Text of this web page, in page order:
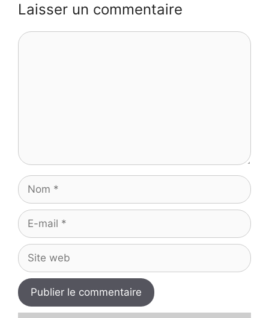
Laisser un commentaire
Commentaire
Nom
E-
mail
Site
web